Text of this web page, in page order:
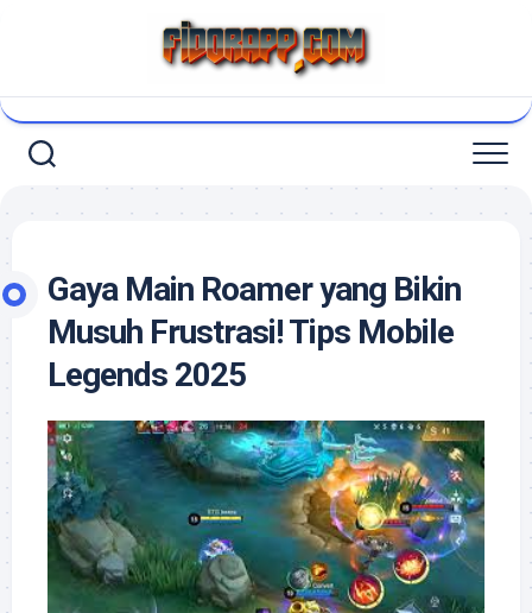
Gaya Main Roamer yang Bikin
Musuh Frustrasi! Tips Mobile
Legends 2025